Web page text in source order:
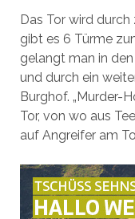
Das Tor wird
gibt es 6 Türme
gelangt man in
und durch ein
Burghof. „Murder-
Tor, von wo aus
auf Angreifer am